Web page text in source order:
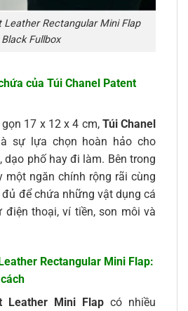
Leather Rectangular Mini Flap
Black Fullbox
của Túi Chanel Patent
17 x 12 x 4 cm, Túi Chanel
sự lựa chọn hoàn hảo cho
dạo phố hay đi làm. Bên trong
một ngăn chính rộng rãi cùng
để chứa những vật dụng cá
điện thoại, ví tiền, son môi và
Rectangular Mini Flap:
Leather Mini Flap có nhiều